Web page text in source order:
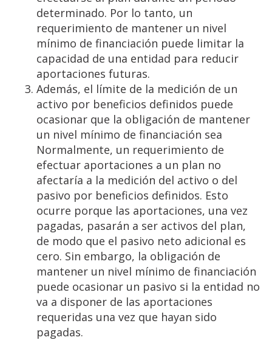
determinado. Por lo tanto, un
requerimiento de mantener un nivel
mínimo de financiación puede limitar la
capacidad de una entidad para reducir
aportaciones futuras.
Además, el límite de la medición de un
activo por beneficios definidos puede
ocasionar que la obligación de mantener
un nivel mínimo de financiación sea
Normalmente, un requerimiento de
efectuar aportaciones a un plan no
afectaría a la medición del activo o del
pasivo por beneficios definidos. Esto
ocurre porque las aportaciones, una vez
pagadas, pasarán a ser activos del plan,
de modo que el pasivo neto adicional es
cero. Sin embargo, la obligación de
mantener un nivel mínimo de financiación
puede ocasionar un pasivo si la entidad no
va a disponer de las aportaciones
requeridas una vez que hayan sido
pagadas.